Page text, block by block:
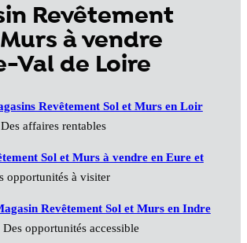
Revêtement
à vendre
Val de Loire
Revêtement Sol et Murs en Loir
affaires rentables
Sol et Murs à vendre en Eure et
opportunités à visiter
Revêtement Sol et Murs en Indre
opportunités accessible